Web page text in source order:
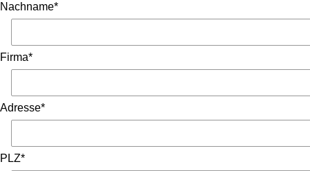
Nachname*
Firma*
Adresse*
PLZ*